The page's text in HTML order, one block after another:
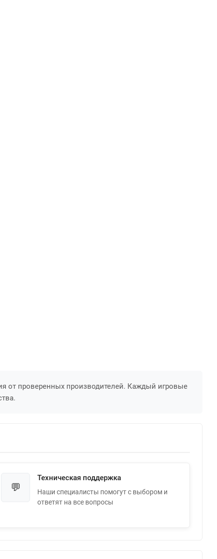
от проверенных производителей. Каждый игровые
💬
Техническая поддержка
Наши специалисты помогут с выбором и
ответят на все вопросы